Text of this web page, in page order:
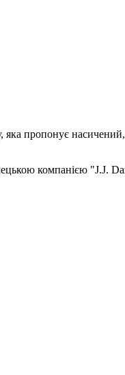
яка пропонує
компанією "J.J.